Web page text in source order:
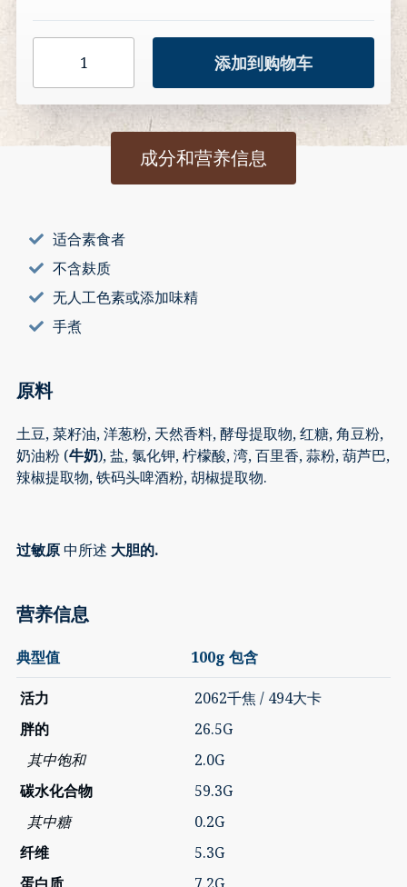
&
黑
量
添加到购物车
成分和营养信息
适合素食者
不含麸质
无人工色素或添加味精
手煮
原料
土豆, 菜籽油, 洋葱粉, 天然香料, 酵母提取物, 红糖, 角豆粉,
奶油粉 (牛奶), 盐, 氯化钾, 柠檬酸, 湾, 百里香, 蒜粉, 葫芦巴,
辣椒提取物, 铁码头啤酒粉, 胡椒提取物.
过敏原中所述 大胆的.
营养信息
典型值 100g 包含
活力
2062千焦 / 494大卡
胖的
26.5G
其中饱和
2.0G
碳水化合物
59.3G
其中糖
0.2G
纤维
5.3G
蛋白质
7.2G